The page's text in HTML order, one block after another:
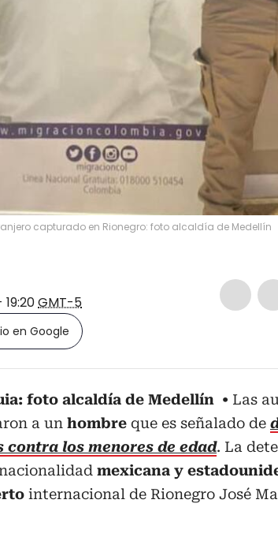
capturado en Rionegro: foto alcaldía de Medellín
GMT-5
en Google
foto alcaldía de Medellín
Las
a un hombre que es señalado de
contra los menores de edad. La
mexicana y
internacional de Rionegro José